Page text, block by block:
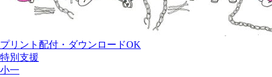
プリント配付・ダウンロードOK
特別支援
小一